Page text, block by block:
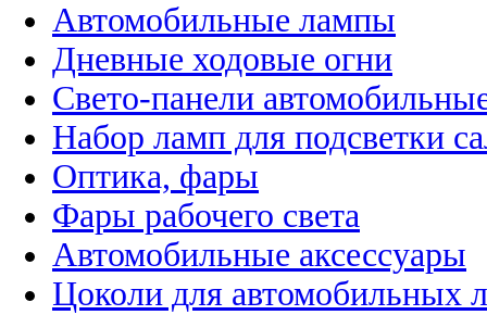
Автомобильные лампы
Дневные ходовые огни
Свето-панели
Набор ламп для подсветки
Оптика, фары
Фары рабочего света
Автомобильные аксессуары
Цоколи для автомобильных